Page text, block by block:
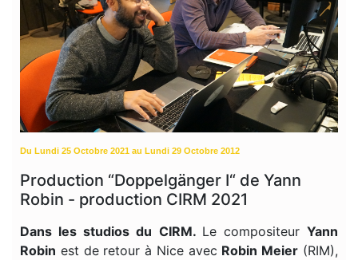
Du Lundi 25 Octobre 2021 au Lundi 29 Octobre 2012
Production “Doppelgänger I“ de Yann
Robin - production CIRM 2021
Dans les studios du CIRM. Le compositeurYann
Robin est de retour à Nice avec Robin Meier (RIM),